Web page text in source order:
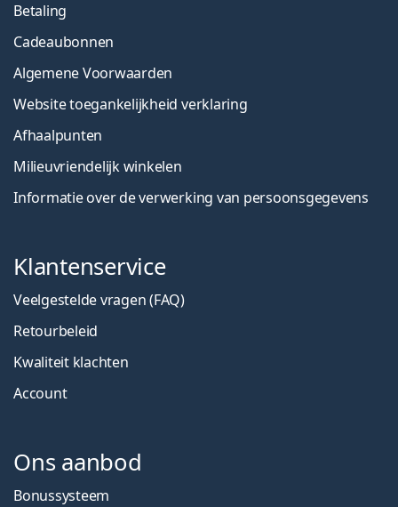
Betaling
Cadeaubonnen
Algemene Voorwaarden
Website toegankelijkheid verklaring
Afhaalpunten
Milieuvriendelijk winkelen
Informatie over de verwerking van persoonsgegevens
Klantenservice
Veelgestelde vragen (FAQ)
Retourbeleid
Kwaliteit klachten
Account
Ons aanbod
Bonussysteem